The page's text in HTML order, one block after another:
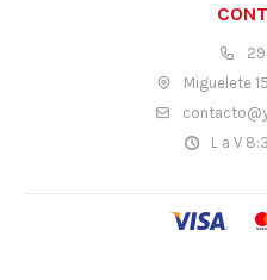
Miguelete
L a V